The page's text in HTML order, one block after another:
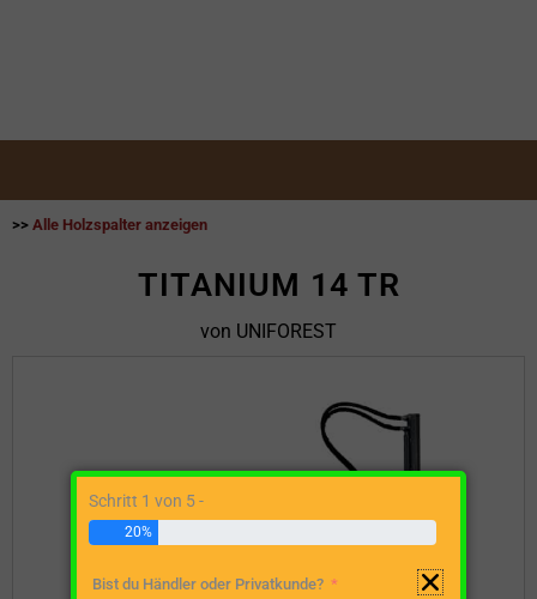
>> Alle Holzspalter anzeigen
TITANIUM 14 TR
von UNIFOREST
Schritt 1 von 5 -
20%
Bist du Händler oder Privatkunde?